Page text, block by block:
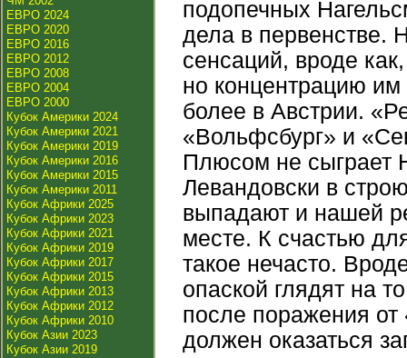
ЕВРО 2024
ЕВРО 2020
ЕВРО 2016
ЕВРО 2012
ЕВРО 2008
ЕВРО 2004
ЕВРО 2000
Кубок Америки 2024
Кубок Америки 2021
Кубок Америки 2019
Кубок Америки 2016
Кубок Америки 2015
Кубок Америки 2011
Кубок Африки 2025
Кубок Африки 2023
Кубок Африки 2021
Кубок Африки 2019
Кубок Африки 2017
Кубок Африки 2015
Кубок Африки 2013
Кубок Африки 2012
Кубок Африки 2010
Кубок Азии 2023
Кубок Азии 2019
подопечных
дела в первенстве.
сенсаций, вроде
но концентрацию
более в Австрии.
«Вольфсбург» и
Плюсом не сыграет
Левандовски в
выпадают и нашей
месте. К счастью
такое нечасто.
опаской глядят на
после поражения от
должен оказаться